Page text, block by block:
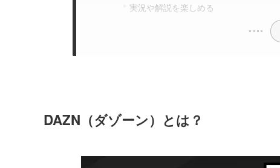
実況や解説を楽しめる
DAZN（ダゾーン）とは？